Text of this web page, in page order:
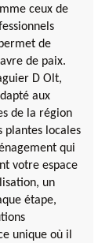
ceux de
de
de paix.
D Olt,
aux
de la région
plantes locales
qui
votre espace
un
étape,
unique où il